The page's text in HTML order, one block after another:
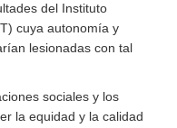
del Instituto
cuya autonomía y
lesionadas con tal
sociales y los
la equidad y la calidad